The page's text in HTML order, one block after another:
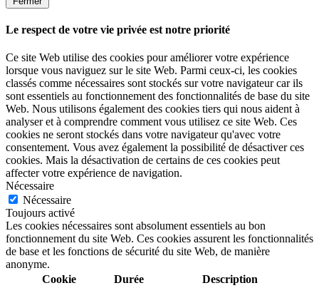
Le respect de votre vie privée est notre priorité
Ce site Web utilise des cookies pour améliorer votre expérience
lorsque vous naviguez sur le site Web. Parmi ceux-ci, les cookies
classés comme nécessaires sont stockés sur votre navigateur car ils
sont essentiels au fonctionnement des fonctionnalités de base du site
Web. Nous utilisons également des cookies tiers qui nous aident à
analyser et à comprendre comment vous utilisez ce site Web. Ces
cookies ne seront stockés dans votre navigateur qu'avec votre
consentement. Vous avez également la possibilité de désactiver ces
cookies. Mais la désactivation de certains de ces cookies peut
affecter votre expérience de navigation.
Nécessaire
Nécessaire
Toujours activé
Les cookies nécessaires sont absolument essentiels au bon
fonctionnement du site Web. Ces cookies assurent les fonctionnalités
de base et les fonctions de sécurité du site Web, de manière
anonyme.
Cookie
Durée Description